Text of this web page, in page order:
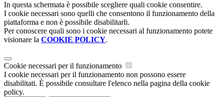
In questa schermata è possibile scegliere quali cookie consentire.
I cookie necessari sono quelli che consentono il funzionamento della
piattaforma e non è possibile disabilitarli.
Per conoscere quali sono i cookie necessari al funzionamento potete
visionare la COOKIE POLICY.
Cookie necessari per il funzionamento
I cookie necessari per il funzionamento non possono essere
disabilitati. È possibile consultare l'elenco nella pagina della cookie
policy.